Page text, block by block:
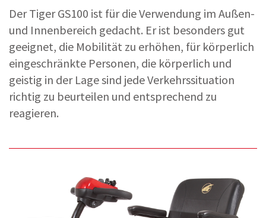
Der Tiger GS100 ist für die Verwendung im Außen-
und Innenbereich gedacht. Er ist besonders gut
geeignet, die Mobilität zu erhöhen, für körperlich
eingeschränkte Personen, die körperlich und
geistig in der Lage sind jede Verkehrssituation
richtig zu beurteilen und entsprechend zu
reagieren.